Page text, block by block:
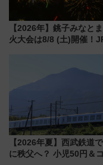
【2026年】銚子みなと
火大会は8/8 (土)開催！
【2026年夏】西武鉄道
に秩父へ？ 小児50円＆